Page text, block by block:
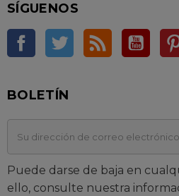
SÍGUENOS
FacebookTwitter Rss
BOLETÍN
Puede darse de baja en
ello, consulte nuestra